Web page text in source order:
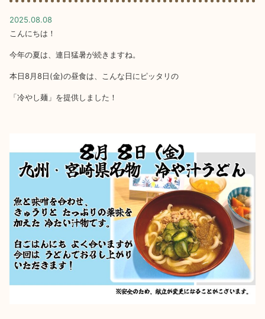
2025.08.08
こんにちは！
今年の夏は、連日猛暑が続きますね。
本日8月8日(金)の昼食は、こんな日にピッタリの
「冷やし麺」を提供しました！